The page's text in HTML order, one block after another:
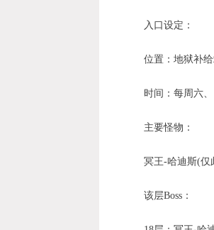
入口设定：
位置：地狱补给
时间：每周六、
主要怪物：
冥王-哈迪斯(仅
该层Boss：